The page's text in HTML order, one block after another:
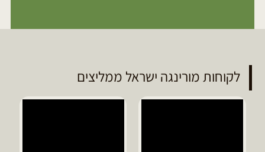
לקוחות מורינגה ישראל ממליצים